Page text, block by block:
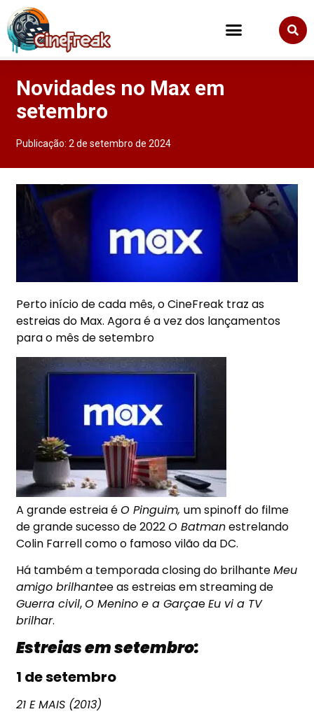
Novidades no Max em
setembro
Publicação:2 de setembro de 2024
Perto início de cada mês, oCineFreak traz as
estreias do Max. Agora é a vez dos lançamentos
para o mês de setembro
A grande estreia éO Pinguim,um spinoff do filme
de grande sucesso de 2022O Batmanestrelando
Colin Farrell como o famoso vilão da DC.
Há também a temporada closing do brilhanteMeu
amigo brilhantee as estreias em streaming de
Guerra civil,O Menino e a GarçaeEu vi a TV
brilhar.
Estreias em setembro:
1 de setembro
21 E MAIS (2013)